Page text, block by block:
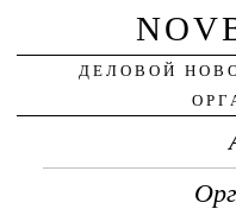
ДЕЛОВОЙ